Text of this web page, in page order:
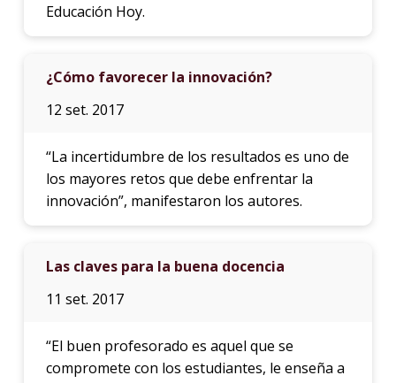
Educación Hoy.
¿Cómo favorecer la innovación?
12 set. 2017
“La incertidumbre de los resultados es uno de
los mayores retos que debe enfrentar la
innovación”, manifestaron los autores.
Las claves para la buena docencia
11 set. 2017
“El buen profesorado es aquel que se
compromete con los estudiantes, le enseña a